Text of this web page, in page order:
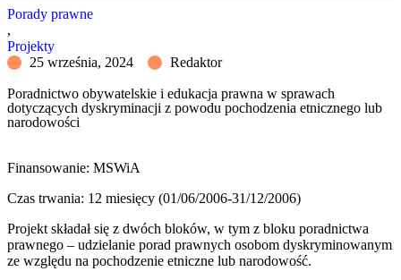
Porady prawne
,
Projekty
25 września, 2024
Redaktor
Poradnictwo obywatelskie i edukacja prawna w sprawach
dotyczących dyskryminacji z powodu pochodzenia etnicznego lub
narodowości
Finansowanie: MSWiA
Czas trwania: 12 miesięcy (01/06/2006-31/12/2006)
Projekt składał się z dwóch bloków, w tym z bloku poradnictwa
prawnego – udzielanie porad prawnych osobom dyskryminowanym
ze względu na pochodzenie etniczne lub narodowość.